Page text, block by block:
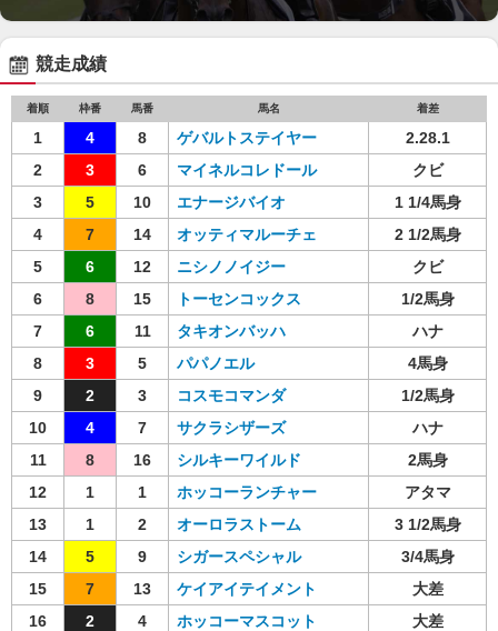
競走成績
着順 枠番 馬番 馬名 着差
1 4 8 ゲバルトステイヤー
2.28.1
2
3 6 マイネルコレドール
クビ
3
5 10 エナージバイオ
1 1/4馬身
4
7 14 オッティマルーチェ
2 1/2馬身
5
6 12 ニシノノイジー
クビ
6
8 15 トーセンコックス
1/2馬身
7
6 11 タキオンバッハ
ハナ
8
3 5 パパノエル
4馬身
9
2 3 コスモコマンダ
1/2馬身
10
4 7 サクラシザーズ
ハナ
11
8 16 シルキーワイルド
2馬身
12
1 1 ホッコーランチャー
アタマ
13
1 2 オーロラストーム
3 1/2馬身
14
5 9 シガースペシャル
3/4馬身
15
7 13 ケイアイテイメント
大差
16
2 4 ホッコーマスコット 大差